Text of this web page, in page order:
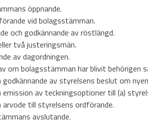
öppnande.
vid bolagsstämman.
och godkännande av röstlängd.
två justeringsmän.
av dagordningen.
om bolagsstämman har blivit behörigen
godkännande av styrelsens beslut om
av teckningsoptioner till (a)
till styrelsens ordförande.
avslutande.